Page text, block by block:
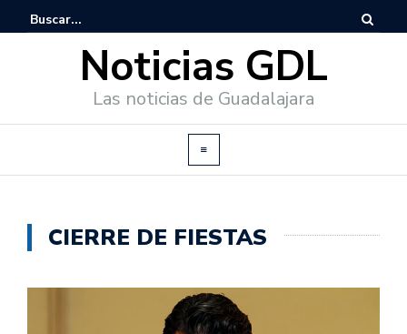
Noticias GDL
Las noticias de Guadalajara
CIERRE DE FIESTAS